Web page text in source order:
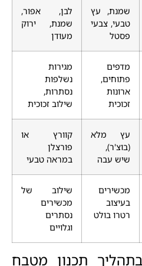
שמנת, עץ
טבעי, צבעי
פסטל
לבן, אפור,
שמנת, ירוק
מעודן
מדפים
פתוחים,
ארונות
זכוכית
מגירות
נשלפות
נסתרות,
שילוב זכוכית
עץ מלא
(בוצ'ר),
שיש עבה
קוורץ או
פורצלן
במראה טבעי
מכשירים
בעיצוב
רטרו בולט
שילוב של
מכשירים
נסתרים
וגלויים
תכנון מטבח